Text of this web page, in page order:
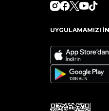
UYGULAMAMIZI